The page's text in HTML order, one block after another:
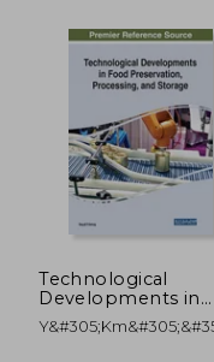
40%
dcto. $
Technological
Developments in
Food Preservation,
Processing, and